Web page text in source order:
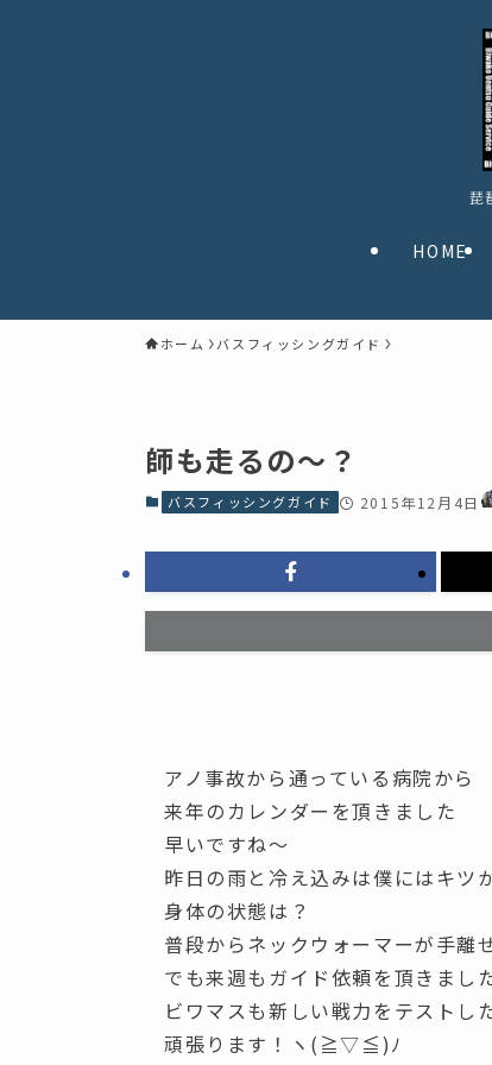
琵
HOME
ホーム バスフィッシングガイド
師も走るの～？
バスフィッシングガイド 2015年12月4日
アノ事故から通っている病院から
来年のカレンダーを頂きました
早いですね～
昨日の雨と冷え込みは僕にはキツ
身体の状態は？
普段からネックウォーマーが手離
でも来週もガイド依頼を頂きまし
ビワマスも新しい戦力をテストし
頑張ります！ヽ(≧▽≦)ﾉ